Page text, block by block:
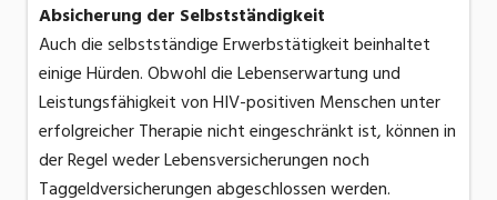
Absicherung der Selbstständigkeit
Auch die selbstständige Erwerbstätigkeit beinhaltet
einige Hürden. Obwohl die Lebenserwartung und
Leistungsfähigkeit von HIV-positiven Menschen unter
erfolgreicher Therapie nicht eingeschränkt ist, können in
der Regel weder Lebensversicherungen noch
Taggeldversicherungen abgeschlossen werden.